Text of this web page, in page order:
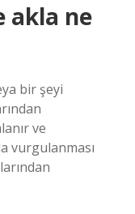
akla ne
bir şeyi
ve
vurgulanması